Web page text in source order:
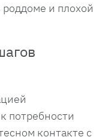
и плохой
потребности
контакте с